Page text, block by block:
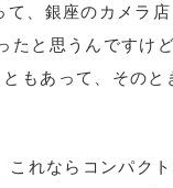
、銀座のカメラ
たと思うんですけ
もあって、そのと
れならコンパク